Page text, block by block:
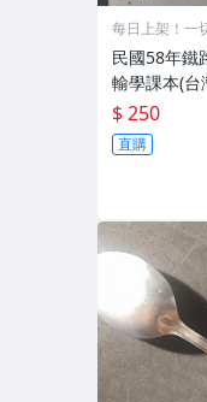
每日上架！一
民國58年鐵
輸學課本(台
印行).1106.26
$ 250
直購